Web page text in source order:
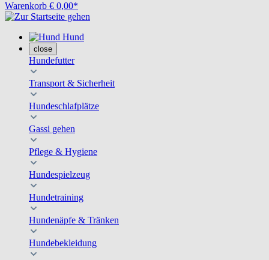
Warenkorb € 0,00*
Hund
close
Hundefutter
Transport & Sicherheit
Hundeschlafplätze
Gassi gehen
Pflege & Hygiene
Hundespielzeug
Hundetraining
Hundenäpfe & Tränken
Hundebekleidung